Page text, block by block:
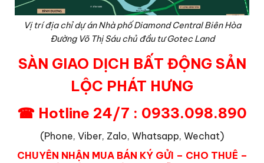
Vị trí địa chỉ dự án Nhà phố Diamond Central Biên Hòa
Đường Võ Thị Sáu chủ đầu tư Gotec Land
SÀN GIAO DỊCH BẤT ĐỘNG SẢN
LỘC PHÁT HƯNG
☎ Hotline 24/7 : 0933.098.890
(Phone, Viber, Zalo, Whatsapp, Wechat)
CHUYÊN NHẬN MUA BÁN KÝ GỬI – CHO THUÊ –